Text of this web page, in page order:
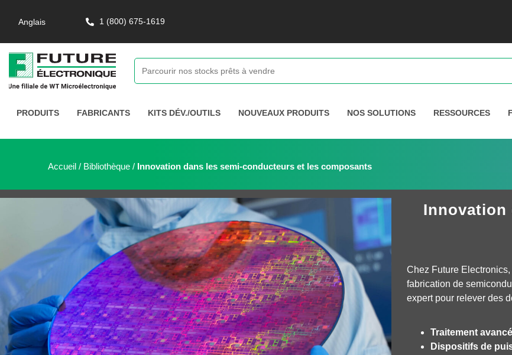
Anglais 1 (800) 675-1619
PRODUITS FABRICANTS KITS DÉV./OUTILS NOUVEAUX PRODUITS NOS SOLUTIONS RESSOURCES
Accueil / Bibliothèque / Innovation dans les semi-conducteurs et les composants
Innovation
Chez Future
fabrication de
expert pour relever des
Traitement
Dispositifs de